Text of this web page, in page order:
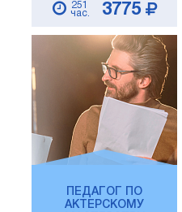
251
час.
3775
ПЕДАГОГ ПО
АКТЕРСКОМУ